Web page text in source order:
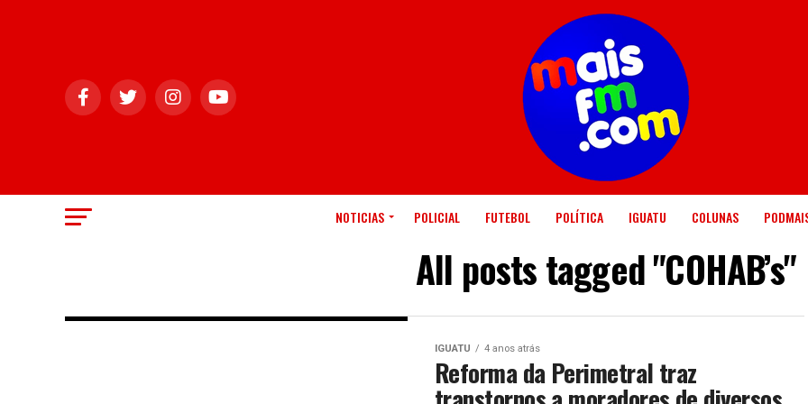
NOTICIAS POLICIAL FUTEBOL POLÍTICA IGUATU COLUNAS
All posts tagged "COHAB’s"
IGUATU 4 anos atrás
Reforma da Perimetral traz